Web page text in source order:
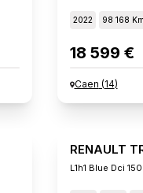
2022 98 168 Km
18 599 €
Caen (14)
RENAULT
L1h1 Blue Dci